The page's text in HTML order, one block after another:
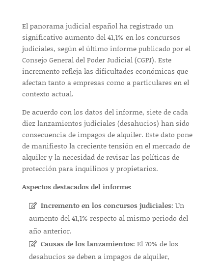
El panorama judicial español ha registrado un
significativo aumento del 41,1% en los concursos
judiciales, según el último informe publicado por el
Consejo General del Poder Judicial (CGPJ). Este
incremento refleja las dificultades económicas que
afectan tanto a empresas como a particulares en el
contexto actual.
De acuerdo con los datos del informe, siete de cada
diez lanzamientos judiciales (desahucios) han sido
consecuencia de impagos de alquiler. Este dato pone
de manifiesto la creciente tensión en el mercado de
alquiler y la necesidad de revisar las políticas de
protección para inquilinos y propietarios.
Aspectos destacados del informe:
Incremento en los concursos judiciales: Un
aumento del 41,1% respecto al mismo periodo del
año anterior.
Causas de los lanzamientos: El 70% de los
desahucios se deben a impagos de alquiler,